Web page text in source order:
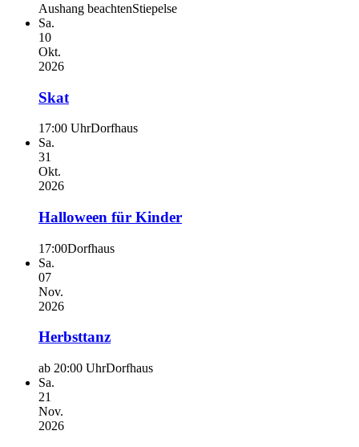
Aushang beachtenStiepelse
Sa.
10
Okt.
2026
Skat
17:00 UhrDorfhaus
Sa.
31
Okt.
2026
Halloween für Kinder
17:00Dorfhaus
Sa.
07
Nov.
2026
Herbsttanz
ab 20:00 UhrDorfhaus
Sa.
21
Nov.
2026